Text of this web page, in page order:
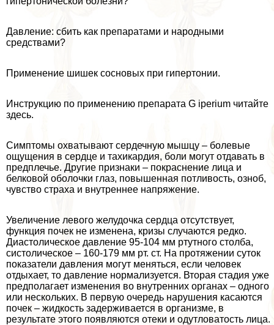
Давление: сбить как препаратами и народными
средствами?
Применение шишек сосновых при гипертонии.
Инструкцию по применению препарата G iperium читайте
здесь.
Симптомы охватывают сердечную мышцу – болевые
ощущения в сердце и тахикардия, боли могут отдавать в
предплечье. Другие признаки – покраснение лица и
белковой оболочки глаз, повышенная потливость, озноб,
чувство стpaxa и внутреннее напряжение.
Увеличение левого желудочка сердца отсутствует,
функция почек не изменена, кризы случаются редко.
Диастолическое давление 95-104 мм ртутного столба,
систолическое – 160-179 мм рт. ст. На протяжении суток
показатели давления могут меняться, если человек
отдыхает, то давление нормализуется. Вторая стадия уже
предполагает изменения во внутренних органах – одного
или нескольких. В первую очередь нарушения касаются
почек – жидкость задерживается в организме, в
результате этого появляются отеки и одутловатость лица.